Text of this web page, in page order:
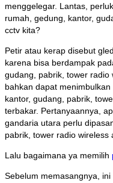
menggelegar. Lantas,
rumah, gedung, kantor,
cctv kita?
Petir atau kerap disebut
karena bisa berdampak
gudang, pabrik, tower radio
bahkan dapat
kantor, gudang, pabrik,
terbakar. Pertanyaannya,
gandaria utara perlu
pabrik, tower radio wireless
Lalu bagaimana ya memilih
Sebelum memasangnya,